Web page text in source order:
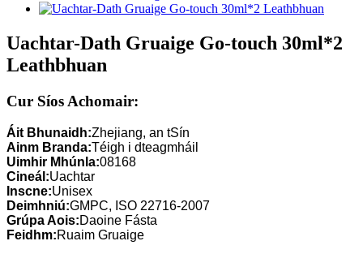
Uachtar-Dath Gruaige Go-touch 30ml*2
Leathbhuan
Cur Síos Achomair:
Áit Bhunaidh:Zhejiang, an tSín
Ainm Branda:Téigh i dteagmháil
Uimhir Mhúnla:08168
Cineál:Uachtar
Inscne:Unisex
Deimhniú:GMPC, ISO 22716-2007
Grúpa Aois:Daoine Fásta
Feidhm:Ruaim Gruaige